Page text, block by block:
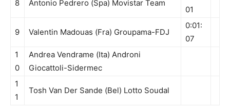
8 Antonio Pedrero (Spa) Movistar Team
01
9 Valentin Madouas (Fra) Groupama-FDJ
0:01:
07
1
0
Andrea Vendrame (Ita) Androni
Giocattoli-Sidermec
1
1
Tosh Van Der Sande (Bel) Lotto Soudal